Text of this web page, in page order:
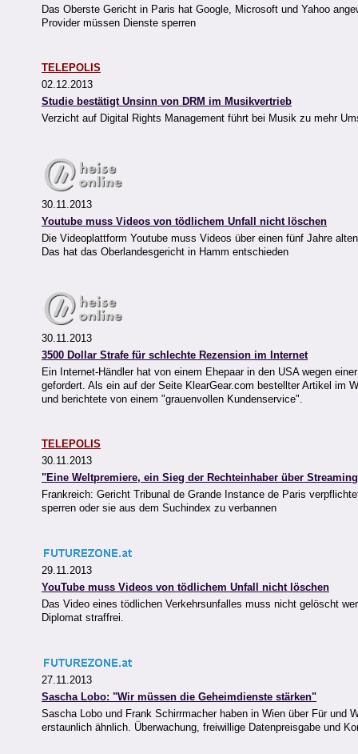
Das Oberste Gericht in Paris hat Google, Microsoft und Yahoo
Provider müssen Dienste sperren
TELEPOLIS
02.12.2013
Studie bestätigt Unsinn von DRM im Musikvertrieb
Verzicht auf Digital Rights Management führt bei Musik zu mehr
30.11.2013
Youtube muss Videos von tödlichem Unfall nicht löschen
Die Videoplattform Youtube muss Videos über einen fünf Jahre
Das hat das Oberlandesgericht in Hamm entschieden
30.11.2013
3500 Dollar Strafe für schlechte Rezension im Internet
Ein Internet-Händler hat von einem Ehepaar in den USA wegen
gefordert. Als ein auf der Seite KlearGear.com bestellter Artikel im
und berichtete von einem "grauenvollen Kundenservice".
TELEPOLIS
30.11.2013
"Eine Weltpremiere, ein Sieg der Rechteinhaber über
Frankreich: Gericht Tribunal de Grande Instance de Paris
sperren oder sie aus dem Suchindex zu verbannen
29.11.2013
YouTube muss Videos von tödlichem Unfall nicht löschen
Das Video eines tödlichen Verkehrsunfalles muss nicht gelöscht
Diplomat straffrei.
27.11.2013
Sascha Lobo: "Wir müssen die Geheimdienste stärken"
Sascha Lobo und Frank Schirrmacher haben in Wien über Für und
erstaunlich ähnlich. Überwachung, freiwillige Datenpreisgabe und